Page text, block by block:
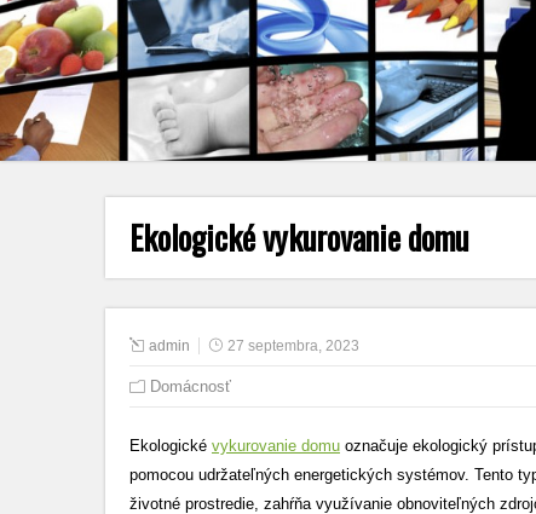
Ekologické vykurovanie domu
admin 27 septembra, 2023
Domácnosť
Ekologické vykurovanie domu označuje ekologický
pomocou udržateľných energetických systémov. Tento
životné prostredie, zahŕňa využívanie obnoviteľných